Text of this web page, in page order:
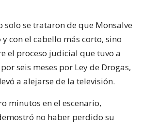
solo se trataron de que Monsalve
con el cabello más corto, sino
el proceso judicial que tuvo a
seis meses por Ley de Drogas,
a alejarse de la televisión.
minutos en el escenario,
no haber perdido su